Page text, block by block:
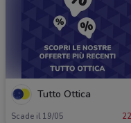
Tutto Ottica
Scade il 19/05